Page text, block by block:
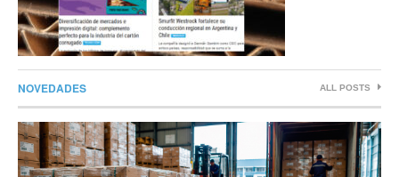
NOVEDADES ALL POSTS